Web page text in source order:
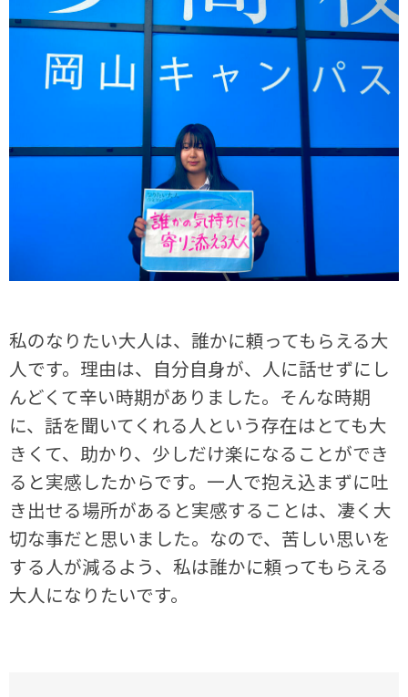
私のなりたい大人は、誰かに頼ってもらえる大
人です。理由は、自分自身が、人に話せずにし
んどくて辛い時期がありました。そんな時期
に、話を聞いてくれる人という存在はとても大
きくて、助かり、少しだけ楽になることができ
ると実感したからです。一人で抱え込まずに吐
き出せる場所があると実感することは、凄く大
切な事だと思いました。なので、苦しい思いを
する人が減るよう、私は誰かに頼ってもらえる
大人になりたいです。